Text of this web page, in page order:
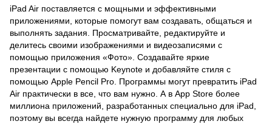
iPad Air поставляется с мощными и эффективными
приложениями, которые помогут вам создавать, общаться и
выполнять задания. Просматривайте, редактируйте и
делитесь своими изображениями и видеозаписями с
помощью приложения «Фото». Создавайте яркие
презентации с помощью Keynote и добавляйте стиля с
помощью Apple Pencil Pro. Программы могут превратить iPad
Air практически в все, что вам нужно. А в App Store более
миллиона приложений, разработанных специально для iPad,
поэтому вы всегда найдете нужную программу для любых